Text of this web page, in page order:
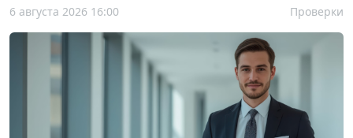
6 августа 2026 16:00 Проверки